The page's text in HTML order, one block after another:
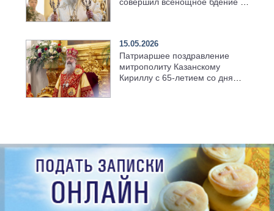
совершил всенощное бдение в
15.05.2026
Патриаршее поздравление
митрополиту Казанскому
Кириллу с 65-летием со дня